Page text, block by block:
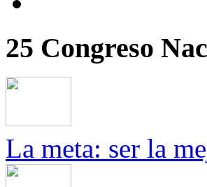
25 Congreso
La meta: ser la